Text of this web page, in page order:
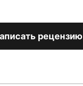
рецензию